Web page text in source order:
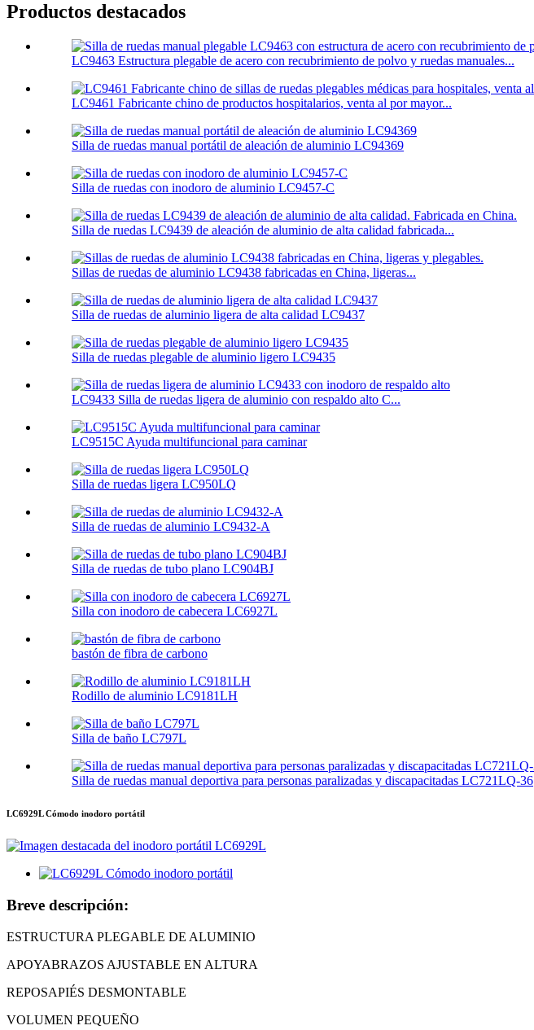
Productos destacados
LC9463 Estructura plegable de acero con recubrimiento de polvo y ruedas manuales...
LC9461 Fabricante chino de productos hospitalarios, venta al por mayor...
Silla de ruedas manual portátil de aleación de aluminio LC94369
Silla de ruedas con inodoro de aluminio LC9457-C
Silla de ruedas LC9439 de aleación de aluminio de alta calidad fabricada...
Sillas de ruedas de aluminio LC9438 fabricadas en China, ligeras...
Silla de ruedas de aluminio ligera de alta calidad LC9437
Silla de ruedas plegable de aluminio ligero LC9435
LC9433 Silla de ruedas ligera de aluminio con respaldo alto C...
LC9515C Ayuda multifuncional para caminar
Silla de ruedas ligera LC950LQ
Silla de ruedas de aluminio LC9432-A
Silla de ruedas de tubo plano LC904BJ
Silla con inodoro de cabecera LC6927L
bastón de fibra de carbono
Rodillo de aluminio LC9181LH
Silla de baño LC797L
Silla de ruedas manual deportiva para personas paralizadas y discapacitadas LC721LQ-36
LC6929L Cómodo inodoro portátil
Breve descripción:
ESTRUCTURA PLEGABLE DE ALUMINIO
APOYABRAZOS AJUSTABLE EN ALTURA
REPOSAPIÉS DESMONTABLE
VOLUMEN PEQUEÑO